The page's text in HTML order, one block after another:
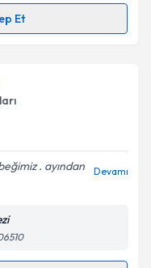
Gönder
Et
takvimi talebi
almanız için bir
bilgilendireceğiz.
ilişkin
belirtilen
ediyorum.
. ayından
Devamı